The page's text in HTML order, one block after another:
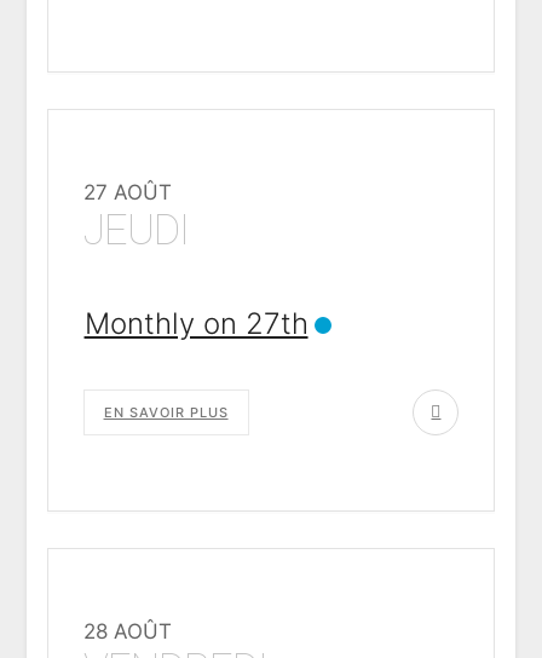
27 AOÛT
JEUDI
Monthly on 27th
EN SAVOIR PLUS
28 AOÛT